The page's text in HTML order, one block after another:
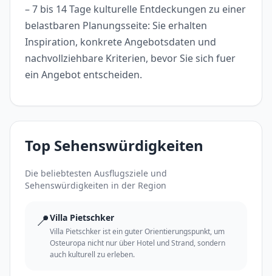
– 7 bis 14 Tage kulturelle Entdeckungen zu einer
belastbaren Planungsseite: Sie erhalten
Inspiration, konkrete Angebotsdaten und
nachvollziehbare Kriterien, bevor Sie sich fuer
ein Angebot entscheiden.
Top Sehenswürdigkeiten
Die beliebtesten Ausflugsziele und
Sehenswürdigkeiten in der Region
📍Villa Pietschker
Villa Pietschker ist ein guter Orientierungspunkt, um
Osteuropa nicht nur über Hotel und Strand, sondern
auch kulturell zu erleben.